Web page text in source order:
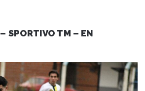
SPORTIVO TM – EN